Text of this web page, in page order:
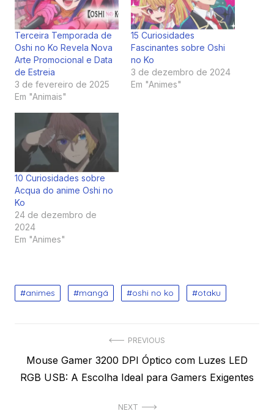
Terceira Temporada de
Oshi no Ko Revela Nova
Arte Promocional e Data
de Estreia
3 de fevereiro de 2025
Em "Animais"
15 Curiosidades
Fascinantes sobre Oshi
no Ko
3 de dezembro de 2024
Em "Animes"
10 Curiosidades sobre
Acqua do anime Oshi no
Ko
24 de dezembro de
2024
Em "Animes"
animes mangá oshi no ko otaku
de
PREVIOUS
Previous
post:
Mouse Gamer 3200 DPI Óptico com Luzes LED
RGB USB: A Escolha Ideal para Gamers Exigentes
NEXT